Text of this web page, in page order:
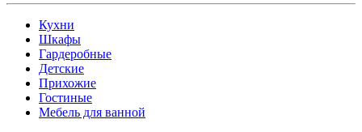
Кухни
Шкафы
Гардеробные
Детские
Прихожие
Гостиные
Мебель для ванной